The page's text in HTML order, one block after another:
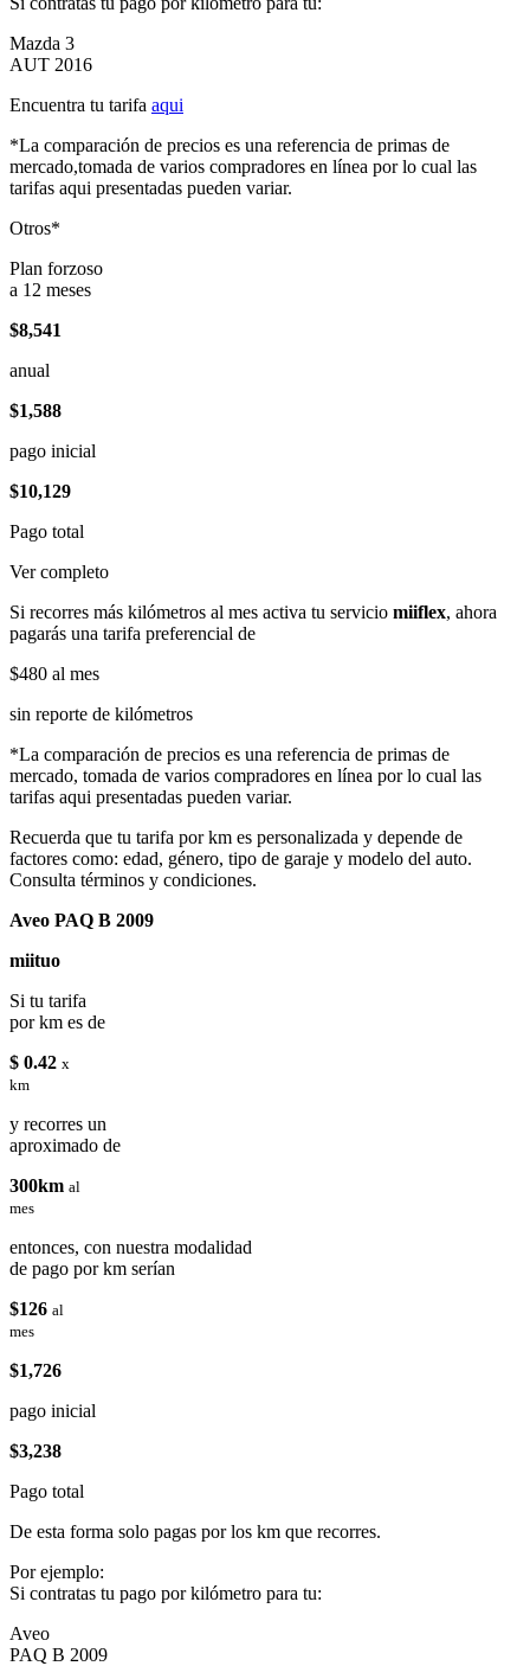
Mazda 3
AUT 2016
Encuentra tu tarifa aqui
*La comparación de precios es una referencia de primas de
mercado,tomada de varios compradores en línea por lo cual las
tarifas aqui presentadas pueden variar.
Otros*
Plan forzoso
a 12 meses
$8,541
anual
$1,588
pago inicial
$10,129
Pago total
Ver completo
Si recorres más kilómetros al mes activa tu servicio miiflex, ahora
pagarás una tarifa preferencial de
$480 al mes
sin reporte de kilómetros
*La comparación de precios es una referencia de primas de
mercado, tomada de varios compradores en línea por lo cual las
tarifas aqui presentadas pueden variar.
Recuerda que tu tarifa por km es personalizada y depende de
factores como: edad, género, tipo de garaje y modelo del auto.
Consulta términos y condiciones.
Aveo PAQ B 2009
miituo
Si tu tarifa
por km es de
$ 0.42 x
km
y recorres un
aproximado de
300km al
mes
entonces, con nuestra modalidad
de pago por km serían
$126 al
mes
$1,726
pago inicial
$3,238
Pago total
De esta forma solo pagas por los km que recorres.
Por ejemplo:
Si contratas tu pago por kilómetro para tu:
Aveo
PAQ B 2009